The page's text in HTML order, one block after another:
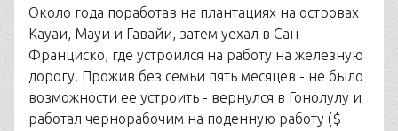
Около года поработав на плантациях на островах
Кауаи, Мауи и Гавайи, затем уехал в Сан-
Франциско, где устроился на работу на железную
дорогу. Прожив без семьи пять месяцев - не было
возможности ее устроить - вернулся в Гонолулу и
работал чернорабочим на поденную работу ($